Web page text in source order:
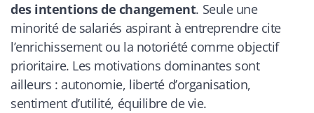
des intentions de changement. Seule une
minorité de salariés aspirant à entreprendre cite
l’enrichissement ou la notoriété comme objectif
prioritaire. Les motivations dominantes sont
ailleurs : autonomie, liberté d’organisation,
sentiment d’utilité, équilibre de vie.